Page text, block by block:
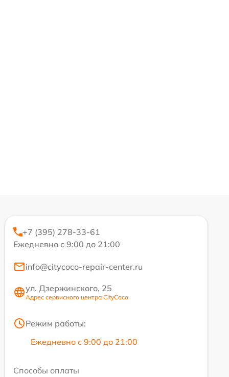
+7 (395) 278-33-61
Ежедневно с 9:00 до 21:00
info@citycoco-repair-center.ru
ул. Дзержинского, 25
Адрес сервисного центра CityCoco
Режим работы:
Ежедневно с 9:00 до 21:00
Способы оплаты